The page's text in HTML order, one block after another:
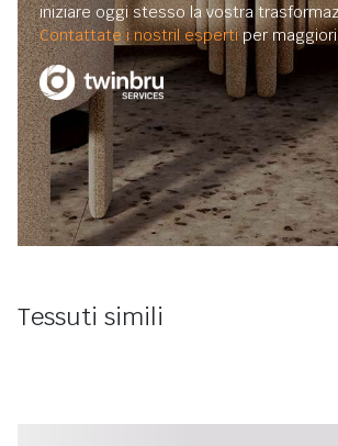
iniziare oggi stesso la vostra
Contattate i nostril espertiper
Tessuti simili